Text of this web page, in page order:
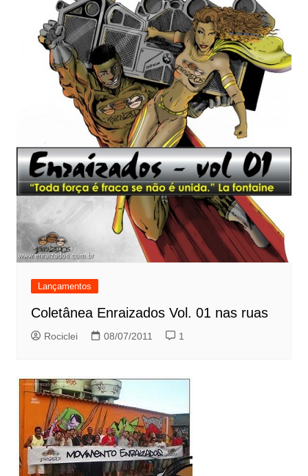
Lançamentos
Coletânea Enraizados Vol. 01 nas ruas
Rociclei 08/07/2011 1